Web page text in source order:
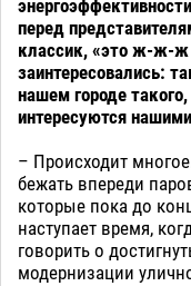
перед
классик, «это ж-ж-ж
заинтересовались:
нашем городе
интересуются
– Происходит
бежать впереди
которые пока до
наступает время,
говорить о
модернизации